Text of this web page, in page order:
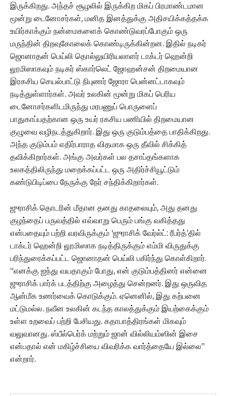
இருக்கிறது. அந்தச் சூழலில் இருக்கிற மிகப் பிரமாண்டமான
மூன்று டைனோசர்கள், மனித இனத்துக்கு அதிசயிக்கத்தக்க
உயிர்காக்கும் நன்மைகளைக் கொண்டுவரப்போகும் ஒரு
மருந்தின் திறவுகோலைக் கொண்டிருக்கின்றன. இதில் நடிகர்
ஜொனாதன் பெய்லி தொல்லுயிரியலாளர் டாக்டர் ஹென்றி
லூமிஸாகவும் நடிகர் ஸ்கார்லெட் ஜோஹன்சன் திறமையான
இரகசிய செயல்பாட்டு நிபுணர் ஜோரா பென்னட்டாகவும்
நடித்துள்ளார்கள். அவர் உலகின் மூன்று மிகப் பெரிய
டைனோசர்களிடமிருந்து மரபணுப் பொருளைப்
பாதுகாப்பதற்கான ஒரு உயர் ரகசிய பணியில் திறமையான
குழுவை வழிநடத்துகிறார். இது ஒரு குடும்பத்தை பாதிக்கிறது.
அந்த குடும்பம் எதிர்பாராத விதமாக ஒரு தீவில் சிக்கித்
தவிக்கிறார்கள். அங்கு அவர்கள் பல தசாப்தங்களாக
உலகத்திலிருந்து மறைக்கப்பட்ட ஒரு அதிர்ச்சியூட்டும்
கண்டுபிடிப்பை நேருக்கு நேர் சந்திக்கிறார்கள்.
ஜுராசிக் தொடரின் மீதான தனது காதலையும், அது தனது
குழந்தைப் பருவத்தில் எவ்வாறு பெரும் பங்கு வகித்தது
என்பதையும் பற்றி வரவிருக்கும் ‘ஜுராசிக் வேர்ல்ட்: ரீபர்த்’தில்
டாக்டர் ஹென்றி லூமிஸாக நடித்திருக்கும் எம்மி விருதுக்கு
பரிந்துரைக்கப்பட்ட ஜொனாதன் பெய்லி பகிர்ந்து கொள்கிறார்.
“எனக்கு ஐந்து வயதாகும் போது, என் குடும்பத்தினர் என்னை
ஜுராசிக் பார்க் படத்திற்கு அழைத்து சென்றனர். இது ஒருவித
ஆன்மீக உணர்வைக் கொடுக்கும். ஏனெனில், இது கற்பனை
மட்டுமல்ல. நவீன உலகின் கடந்த காலத்துக்கும் இயற்கைக்கும்
உள்ள உறவைப் பற்றி பேசியது. கதாபாத்திரங்கள் மிகவும்
வலுவானது. ஸ்பீல்பெர்க் மற்றும் ஜான் வில்லியம்ஸின் இசை
என்பதால் என் மகிழ்ச்சியை விவரிக்க வார்த்தையே இல்லை”
என்றார்.